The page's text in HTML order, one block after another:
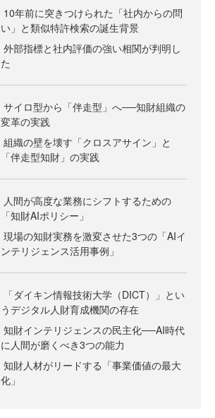
10年前に突きつけられた「社内からの問
い」と類似特許検索の誕生背景
外部指標と社内評価の強い相関が判明し
た
サイロ型から「伴走型」へ──知財組織の
変革の実践
組織の壁を壊す「クロスアサイン」と
「伴走型知財」の実践
人間が高度な業務にシフトするための
「知財AIポリシー」
現場の知財実務を激変させた3つの「AIイ
ンテリジェンス活用事例」
「ダイキン情報技術大学（DICT）」とい
うデジタル人財育成機関の存在
知財インテリジェンスの民主化──AI時代
に人間が磨くべき3つの能力
知財人材がリードする「事業価値の最大
化」